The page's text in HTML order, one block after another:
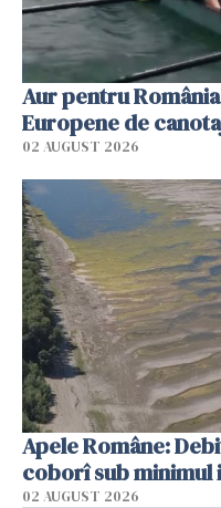
Aur pentru
Europene de
02 AUGUST 2026
Apele Române:
coborî sub minimul
02 AUGUST 2026